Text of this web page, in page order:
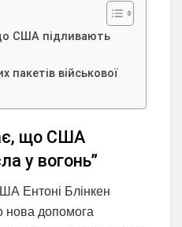
США підливають
пакетів військової
що США
у вогонь”
Ентоні Блінкен
нова допомога